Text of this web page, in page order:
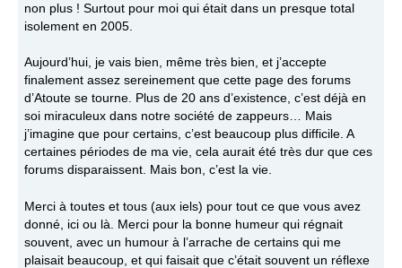
non plus ! Surtout pour moi qui était dans un presque total
isolement en 2005.
Aujourd’hui, je vais bien, même très bien, et j’accepte
finalement assez sereinement que cette page des forums
d’Atoute se tourne. Plus de 20 ans d’existence, c’est déjà en
soi miraculeux dans notre société de zappeurs… Mais
j’imagine que pour certains, c’est beaucoup plus difficile. A
certaines périodes de ma vie, cela aurait été très dur que ces
forums disparaissent. Mais bon, c’est la vie.
Merci à toutes et tous (aux iels) pour tout ce que vous avez
donné, ici ou là. Merci pour la bonne humeur qui régnait
souvent, avec un humour à l’arrache de certains qui me
plaisait beaucoup, et qui faisait que c’était souvent un réflexe